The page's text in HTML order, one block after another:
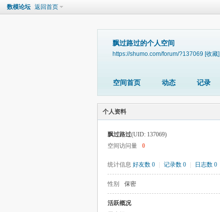
数模论坛 返回首页
飘过路过的个人空间
https://shumo.com/forum/?137069 [收藏]
空间首页 动态 记录
个人资料
飘过路过(UID: 137069)
空间访问量
0
统计信息 好友数 0 记录数 0 日志数 0
性别 保密
活跃概况